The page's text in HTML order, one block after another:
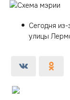
Сегодня
улицы